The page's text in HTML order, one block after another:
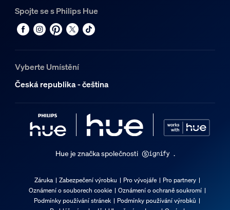
Spojte se s Philips Hue
Vyberte Umístění
Česká republika - čeština
Hue je značka společnosti .
Záruka Zabezpečení výrobku Pro vývojáře
Pro partnery
Oznámení o souborech cookie
Oznámení o ochraně soukromí
Podmínky používání stránek
Podmínky používání výrobků